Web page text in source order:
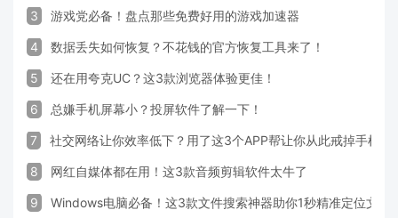
3 游戏党必备！盘点那些免费好用的游戏加速器
4 数据丢失如何恢复？不花钱的官方恢复工具来了！
5 还在用夸克UC？这3款浏览器体验更佳！
6 总嫌手机屏幕小？投屏软件了解一下！
7 社交网络让你效率低下？用了这3个APP帮让你从此戒掉手机！
8 网红自媒体都在用！这3款音频剪辑软件太牛了
9 Windows电脑必备！这3款文件搜索神器助你1秒精准定位文件